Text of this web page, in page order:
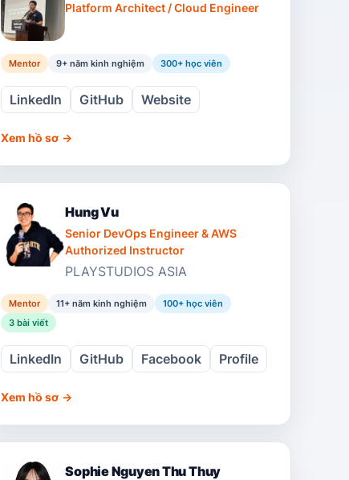
Platform Architect / Cloud Engineer
Mentor 9+ năm kinh nghiệm 300+ học viên
LinkedIn GitHub Website
Xem hồ sơ →
Hung Vu
Senior DevOps Engineer & AWS
Authorized Instructor
PLAYSTUDIOS ASIA
Mentor 11+ năm kinh nghiệm 100+ học viên
3 bài viết
LinkedIn GitHub Facebook Profile
Xem hồ sơ →
Sophie Nguyen Thu Thuy